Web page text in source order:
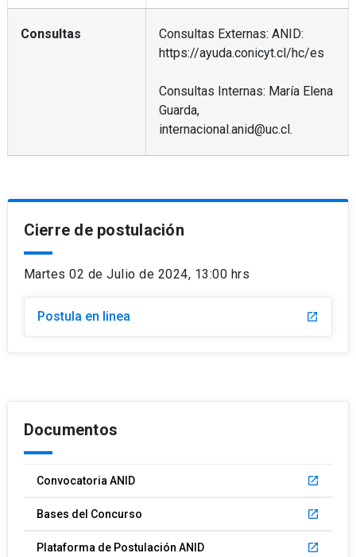
Consultas
Consultas Externas: ANID:
https://ayuda.conicyt.cl/hc/es
Consultas Internas: María Elena
Guarda,
internacional.anid@uc.cl.
Cierre de postulación
Martes 02 de Julio de 2024, 13:00 hrs
Postula en linea launch
Documentos
Convocatoria ANID launch
Bases del Concurso launch
Plataforma de Postulación ANID launch